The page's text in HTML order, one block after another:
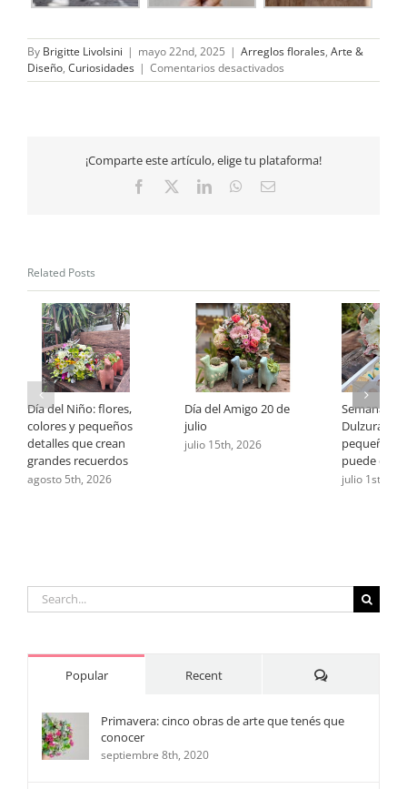
By Brigitte Livolsini | mayo 22nd, 2025 | Arreglos florales, Arte &
Diseño, Curiosidades | Comentarios desactivados
Reina
al
¡Comparte este artículo, elige tu plataforma!
Facebook LinkedInWhatsApp
Email
Related Posts
Día del Niño: flores,
colores y pequeños
detalles que crean
grandes recuerdos
agosto 5th, 2026
Día del Amigo 20 de
julio
julio 15th, 2026
Semana de
Dulzura:
pequeño
puede
julio 1st,
Search
for:
Popular Recent Comments
Primavera: cinco obras de arte que tenés que
conocer
septiembre 8th, 2020